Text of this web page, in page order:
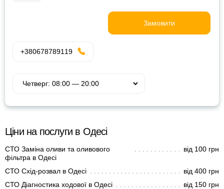
Замовити
+380678789119
Ціни на послуги в Одесі
СТО Заміна оливи та оливового
фільтра в Одесі
від 100 грн
СТО Схід-розвал в Одесі
від 400 грн
СТО Діагностика ходової в Одесі
від 150 грн